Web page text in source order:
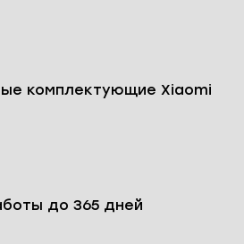
комплектующие Xiaomi
до 365 дней